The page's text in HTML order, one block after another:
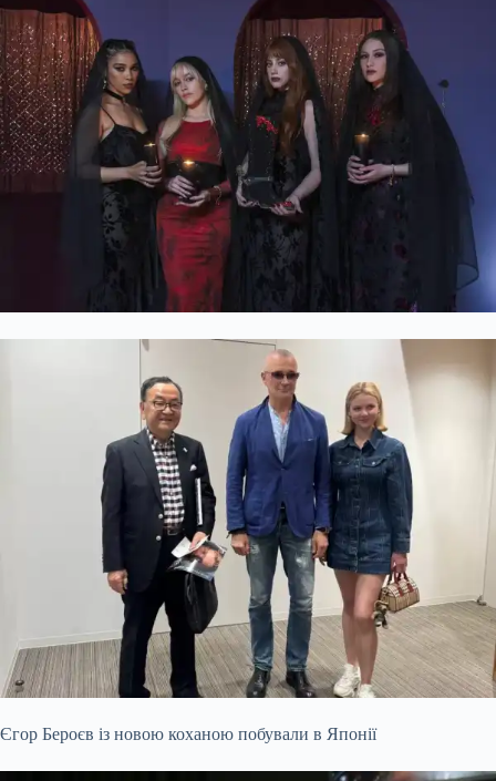
Єгор Бероєв із новою коханою побували в Японії